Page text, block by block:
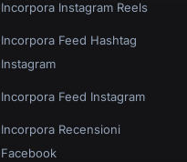
Incorpora Instagram Reels
Incorpora Feed Hashtag
Instagram
Incorpora Feed Instagram
Incorpora Recensioni
Facebook